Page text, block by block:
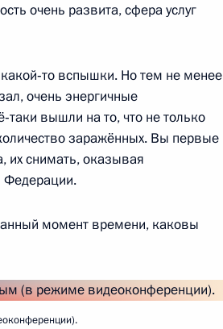
очень развита, сфера услуг
вспышки. Но тем не менее
очень энергичные
вышли на то, что не только
заражённых. Вы первые
их снимать, оказывая
Федерации.
момент времени, каковы